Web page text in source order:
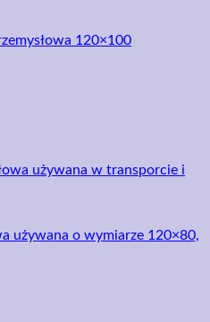
120×100
używana o wymiarze 120×80,